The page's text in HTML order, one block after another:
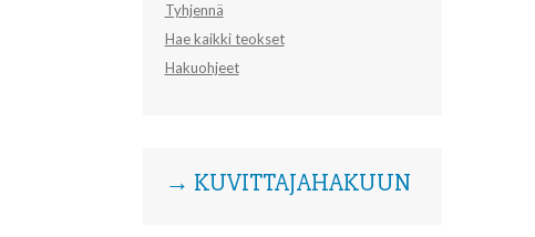
Tyhjennä
Hae kaikki teokset
Hakuohjeet
→ KUVITTAJAHAKUUN